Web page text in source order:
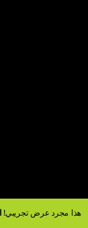
هذا مجرد عرض تجريبي!